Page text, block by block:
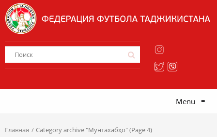
Menu ≡
Главная Category archive "Мунтахабҳо" (Page 4)